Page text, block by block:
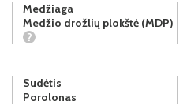
Medžiaga
Medžio drožlių plokštė (MDP)
?
Sudėtis
Porolonas